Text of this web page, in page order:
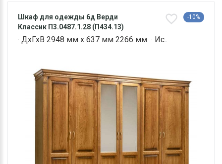
Шкаф для одежды 6д Верди
Классик П3.0487.1.28 (П434.13)
-10%
· ДхГхВ 2948 мм х 637 мм 2266 мм · Ис..